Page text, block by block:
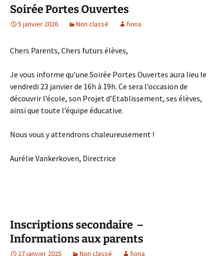
Soirée Portes Ouvertes
5 janvier 2026 Non classé fiona
Chers Parents, Chers futurs élèves,
Je vous informe qu’une Soirée Portes Ouvertes aura lieu le
vendredi 23 janvier de 16h à 19h. Ce sera l’occasion de
découvrir l’école, son Projet d’Etablissement, ses élèves,
ainsi que toute l’équipe éducative.
Nous vous y attendrons chaleureusement !
Aurélie Vankerkoven, Directrice
Inscriptions secondaire –
Informations aux parents
27 janvier 2025 Non classé fiona